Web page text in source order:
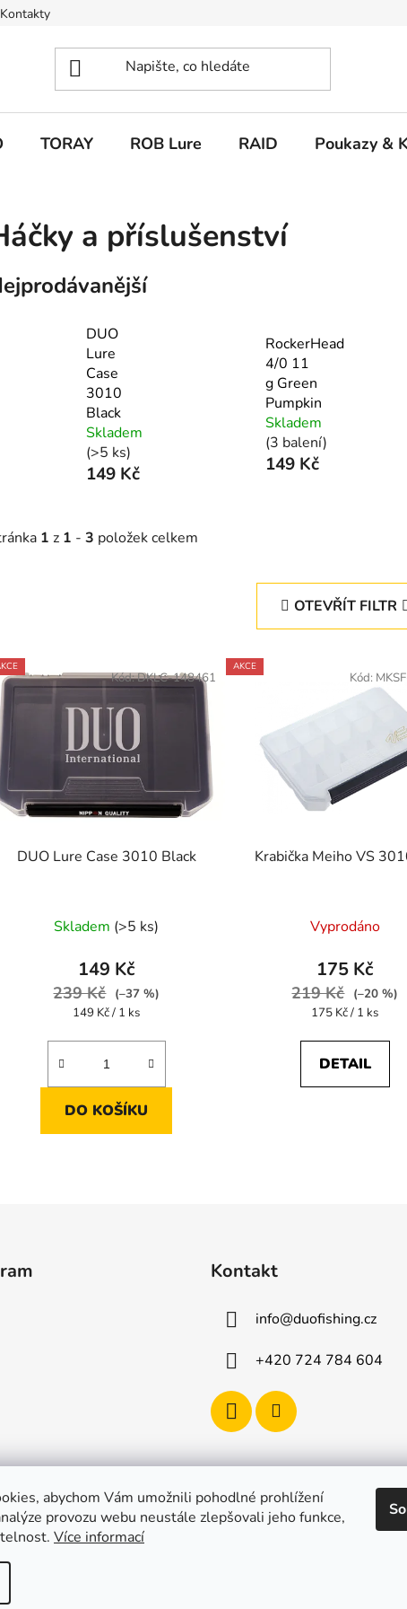
abychom Vám umožnili pohodlné prohlížení
provozu webu neustále zlepšovali jeho funkce,
Více informací
Kontakty
TORAY ROB Lure RAID Poukazy &
a příslušenství
DUO
Lure
Case
3010
Black
Skladem
(>5 ks)
149 Kč
RockerHead
4/0 11
g Green
Pumpkin
Skladem
(3 balení)
149 Kč
1 z 1 - 3 položek celkem
OTEVŘÍT FILTR
DUO Lure Case 3010 Black
Skladem (>5 ks)
149 Kč
239 Kč (–37 %)
Měrná
149 Kč / 1 ks
DO KOŠÍKU
Kód:DKLC-148461
AKCE
Krabička Meiho VS
Vyprodáno
175 Kč
219 Kč (–20 %)
Měrná
175 Kč / 1 ks
DETAIL
Kód:
í
r
ý
s
Kontakt
info@duofishing.cz
+420 724 784 604